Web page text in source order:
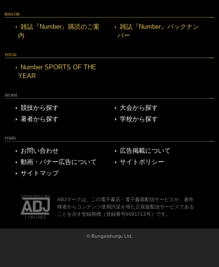
MAGAZINE
雑誌『Number』購読のご案
内
雑誌『Number』バックナン
バー
SPECIAL
Number SPORTS OF THE
YEAR
ARCHIVE
競技から探す
大会から探す
著者から探す
学校から探す
OTHERS
お問い合わせ
広告掲載について
動画・バナー広告について
サイトポリシー
サイトマップ
ABJマークは、この電子書店・電子書籍配信サービスが、著作
権者からコンテンツ使用許諾を得た正規版配信サービスである
ことを示す登録商標（登録番号6091713号）です。
© Bungeishunju Ltd.